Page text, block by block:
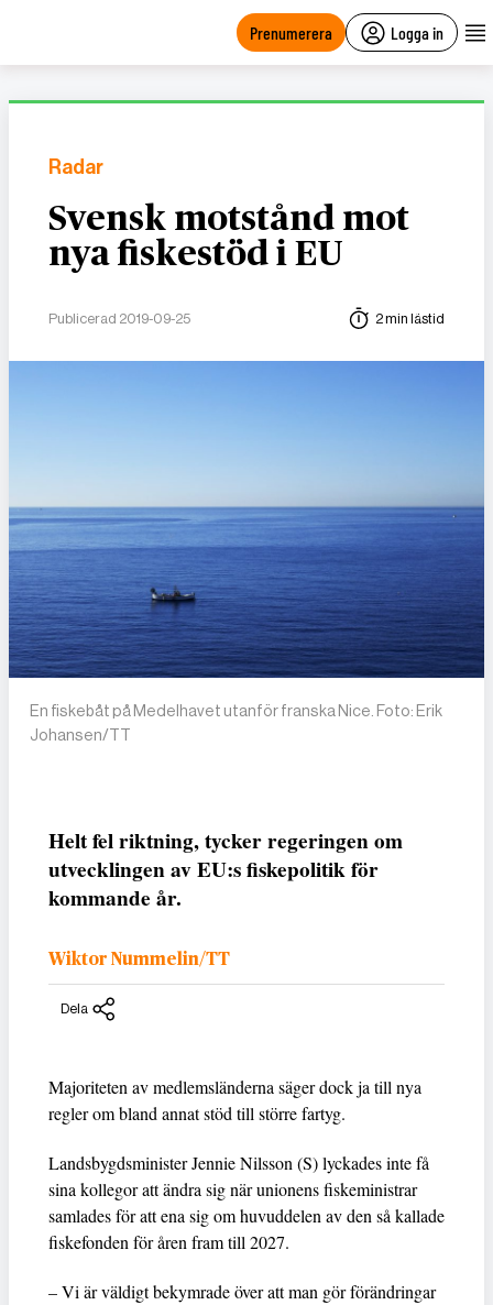
Prenumerera Logga in
Radar
Svensk motstånd mot
nya fiskestöd i EU
Publicerad 2019-09-25 2 min lästid
En fiskebåt på Medelhavet utanför franska Nice. Foto: Erik
Johansen/TT
Helt fel riktning, tycker regeringen om
utvecklingen av EU:s fiskepolitik för
kommande år.
Wiktor Nummelin/TT
Dela
Majoriteten av medlemsländerna säger dock ja till nya
regler om bland annat stöd till större fartyg.
Landsbygdsminister Jennie Nilsson (S) lyckades inte få
sina kollegor att ändra sig när unionens fiskeministrar
samlades för att ena sig om huvuddelen av den så kallade
fiskefonden för åren fram till 2027.
– Vi är väldigt bekymrade över att man gör förändringar